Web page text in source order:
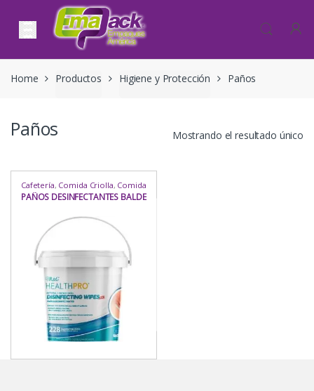
Skip to navigation
Skip to content
Home Productos Higiene y Protección Paños
Paños Mostrando el resultado único
Cafetería, Comida Criolla, Comida
Oriental ,Comida Rápida,
Heladería / Juguería,Higiene y
Insumos,Paños
Protección,Repostería,Rubro
PAÑOS DESINFECTANTES BALDE